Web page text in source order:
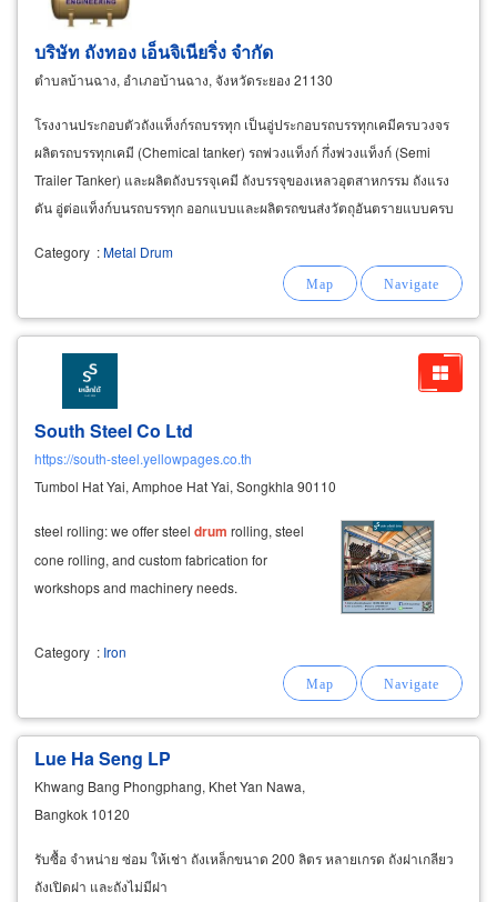
บริษัท ถังทอง เอ็นจิเนียริ่ง จำกัด
ตำบลบ้านฉาง, อำเภอบ้านฉาง, จังหวัดระยอง 21130
โรงงานประกอบตัวถังแท็งก์รถบรรทุก เป็นอู่ประกอบรถบรรทุกเคมีครบวงจร
ผลิตรถบรรทุกเคมี (Chemical tanker) รถพ่วงแท็งก์ กึ่งพ่วงแท็งก์ (Semi
Trailer Tanker) และผลิตถังบรรจุเคมี ถังบรรจุของเหลวอุตสาหกรรม ถังแรง
ดัน อู่ต่อแท็งก์บนรถบรรทุก ออกแบบและผลิตรถขนส่งวัตถุอันตรายแบบครบ
Category :Metal Drum
South Steel Co Ltd
https://south-steel.yellowpages.co.th
Tumbol Hat Yai, Amphoe Hat Yai, Songkhla 90110
steel rolling: we offer steel drum rolling, steel
cone rolling, and custom fabrication for
workshops and machinery needs.
Category : Iron
Lue Ha Seng LP
Khwang Bang Phongphang, Khet Yan Nawa,
Bangkok 10120
รับซื้อ จำหน่าย ซ่อม ให้เช่า ถังเหล็กขนาด 200 ลิตร หลายเกรด ถังฝาเกลียว
ถังเปิดฝา และถังไม่มีฝา